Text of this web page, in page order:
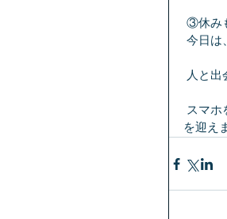
③休み
今日は
人と出
を迎え